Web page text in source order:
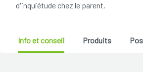
d'inquiétude chez le parent.
Info et conseil Produits